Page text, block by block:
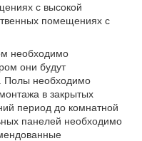
с высокой
помещениях с
необходимо
они будут
Полы необходимо
в закрытых
период до комнатной
панелей необходимо